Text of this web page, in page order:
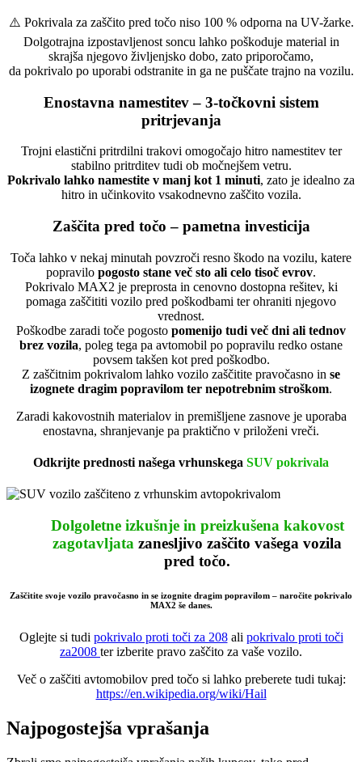
⚠️ Pokrivala za zaščito pred točo niso 100 % odporna na UV-žarke.
Dolgotrajna izpostavljenost soncu lahko poškoduje material in
skrajša njegovo življenjsko dobo, zato priporočamo,
da pokrivalo po uporabi odstranite in ga ne puščate trajno na vozilu.
Enostavna namestitev – 3-točkovni sistem
pritrjevanja
Trojni elastični pritrdilni trakovi omogočajo hitro namestitev ter
stabilno pritrditev tudi ob močnejšem vetru.
Pokrivalo lahko namestite v manj kot 1 minuti, zato je idealno za
hitro in učinkovito vsakodnevno zaščito vozila.
Zaščita pred točo – pametna investicija
Toča lahko v nekaj minutah povzroči resno škodo na vozilu, katere
popravilo pogosto stane več sto ali celo tisoč evrov.
Pokrivalo MAX2 je preprosta in cenovno dostopna rešitev, ki
pomaga zaščititi vozilo pred poškodbami ter ohraniti njegovo
vrednost.
Poškodbe zaradi toče pogosto pomenijo tudi več dni ali tednov
brez vozila, poleg tega pa avtomobil po popravilu redko ostane
povsem takšen kot pred poškodbo.
Z zaščitnim pokrivalom lahko vozilo zaščitite pravočasno in se
izognete dragim popravilom ter nepotrebnim stroškom.
Zaradi kakovostnih materialov in premišljene zasnove je uporaba
enostavna, shranjevanje pa praktično v priloženi vreči.
Odkrijte prednosti našega vrhunskega SUV pokrivala
Dolgoletne izkušnje in preizkušena kakovost
zagotavljata zanesljivo zaščito vašega vozila
pred točo.
Zaščitite svoje vozilo pravočasno in se izognite dragim popravilom – naročite pokrivalo
MAX2 še danes.
Oglejte si tudi pokrivalo proti toči za 208ali pokrivalo proti toči
za2008 ter izberite pravo zaščito za vaše vozilo.
Več o zaščiti avtomobilov pred točo si lahko preberete tudi tukaj:
https://en.wikipedia.org/wiki/Hail
Najpogostejša vprašanja